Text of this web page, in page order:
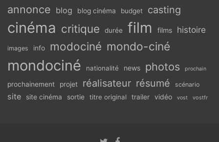
annonce blog blog cinéma budget casting
cinéma critique durée film films histoire
images info modociné mondo-ciné
mondociné nationalité news photos prochain
prochainement projet réalisateur résumé scénario
site site cinéma sortie titre original trailer vidéo vost vostfr